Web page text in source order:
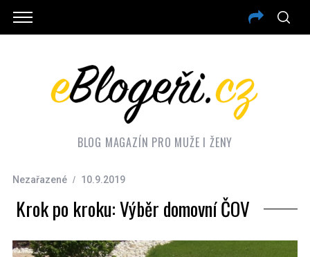
BLOG MAGAZÍN PRO MUŽE I ŽENY
Nezařazené 10.9.2019
Krok po kroku: Výběr domovní ČOV